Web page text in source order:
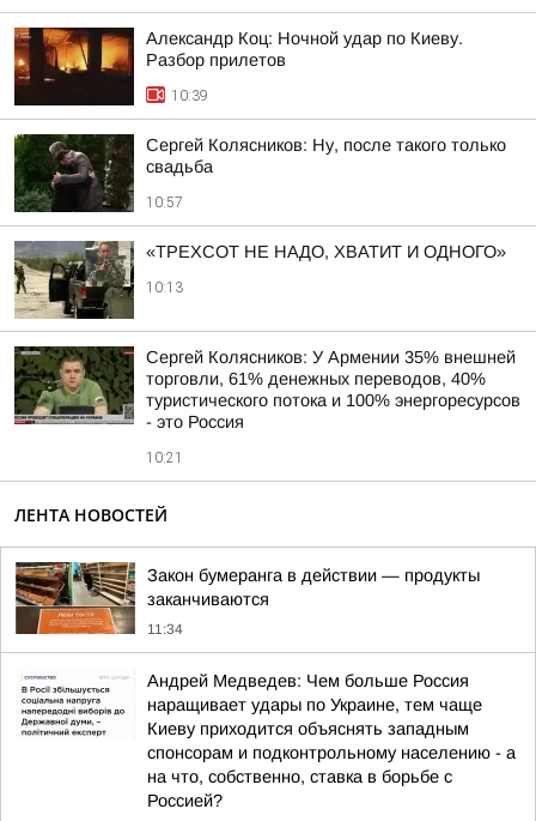
Александр Коц: Ночной удар по Киеву.
Разбор прилетов
10:39
Сергей Колясников: Ну, после такого только
свадьба
10:57
«ТРЕХСОТ НЕ НАДО, ХВАТИТ И ОДНОГО»
10:13
Сергей Колясников: У Армении 35% внешней
торговли, 61% денежных переводов, 40%
туристического потока и 100% энергоресурсов
- это Россия
10:21
ЛЕНТА НОВОСТЕЙ
Закон бумеранга в действии — продукты
заканчиваются
11:34
Андрей Медведев: Чем больше Россия
наращивает удары по Украине, тем чаще
Киеву приходится объяснять западным
спонсорам и подконтрольному населению - а
на что, собственно, ставка в борьбе с
Россией?